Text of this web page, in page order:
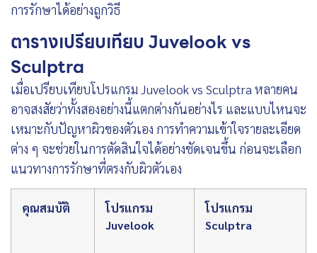
การรักษาได้อย่างถูกวิธี
ตารางเปรียบเทียบ Juvelook vs
Sculptra
เมื่อเปรียบเทียบโปรแกรม Juvelook vs Sculptra หลายคน
อาจสงสัยว่าทั้งสองอย่างนี้แตกต่างกันอย่างไร และแบบไหนจะ
เหมาะกับปัญหาผิวของตัวเอง การทำความเข้าใจรายละเอียด
ต่าง ๆ จะช่วยในการตัดสินใจได้อย่างชัดเจนขึ้น ก่อนจะเลือก
แนวทางการรักษาที่ตรงกับผิวตัวเอง
คุณสมบัติ
โปรแกรม
Juvelook
โปรแกรม
Sculptra